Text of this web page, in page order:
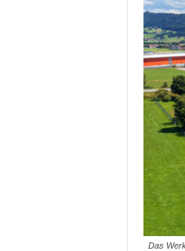
Das